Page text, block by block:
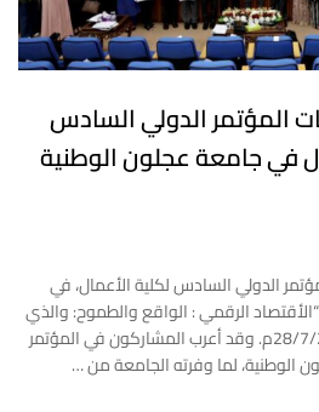
المؤتمر الدولي السادس
في جامعة عجلون الوطنية
الدولي السادس لكلية الأعمال، في
الرقمي : الواقع والطموح: والذي
عقد على مدار يومين 27-28/7/2024م. وقد أعرب المشاركون في المؤتمر
لما وفرته الجامعة من …